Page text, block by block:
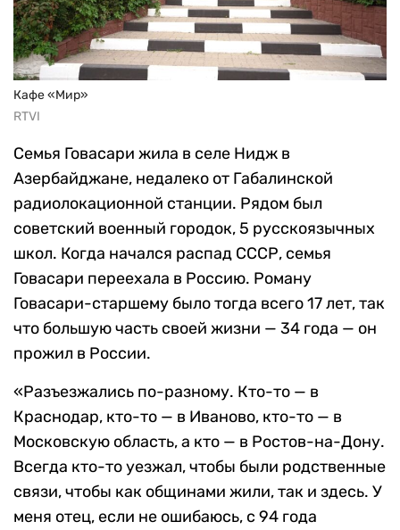
Кафе «Мир»
RTVI
Семья Говасари жила в селе Нидж в
Азербайджане, недалеко от Габалинской
радиолокационной станции. Рядом был
советский военный городок, 5 русскоязычных
школ. Когда начался распад СССР, семья
Говасари переехала в Россию. Роману
Говасари-старшему было тогда всего 17 лет, так
что большую часть своей жизни — 34 года — он
прожил в России.
«Разъезжались по-разному. Кто-то — в
Краснодар, кто-то — в Иваново, кто-то — в
Московскую область, а кто — в Ростов-на-Дону.
Всегда кто-то уезжал, чтобы были родственные
связи, чтобы как общинами жили, так и здесь. У
меня отец, если не ошибаюсь, с 94 года